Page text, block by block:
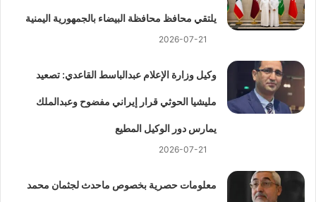
يلتقي محافظ محافظة البيضاء بالجمهورية اليمنية
2026-07-21
وكيل وزارة الإعلام عبدالباسط القاعدي: تصعيد
مليشيا الحوثي قرار إيراني مفضوح وعبدالملك
يمارس دور الوكيل المطيع
2026-07-21
معلومات حصرية بخصوص ماحدث لجثمان محمد